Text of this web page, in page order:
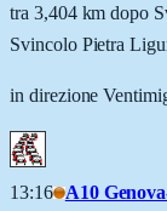
tra 3,404 km dopo
Svincolo Pietra
in direzione
13:16 A10